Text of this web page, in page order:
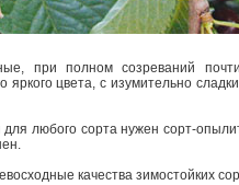
при полном созреваний
яркого цвета, с изумительно
любого сорта нужен сорт-
качества зимостойких